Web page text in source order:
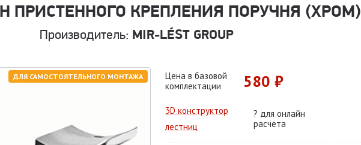
ПРИСТЕННОГО КРЕПЛЕНИЯ ПОРУЧНЯ (ХРОМ)
Производитель: MIR-LÉST GROUP
ДЛЯ САМОСТОЯТЕЛЬНОГО МОНТАЖА
Цена в базовой
комплектации
580 ₽
3D конструктор
лестниц
? для онлайн
расчета